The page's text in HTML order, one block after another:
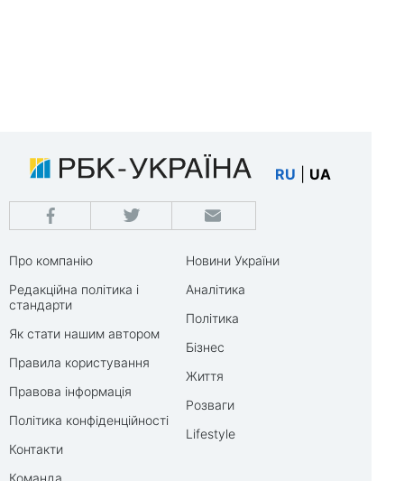
RU UA
Про компанію
Редакційна політика і
стандарти
Як стати нашим автором
Правила користування
Правова інформація
Політика конфіденційності
Контакти
Команда
Новини України
Аналітика
Політика
Бізнес
Життя
Розваги
Lifestyle